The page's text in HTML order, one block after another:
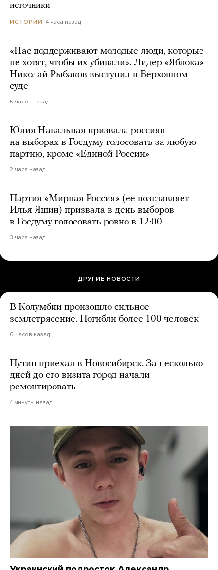
источники
ИСТОРИИ 4 часа назад
«Нас поддерживают молодые люди, которые
не хотят, чтобы их убивали». Лидер «Яблока»
Николай Рыбаков выступил в Верховном
суде
5 часов назад
Юлия Навальная призвала россиян
на выборах в Госдуму голосовать за любую
партию, кроме «Единой России»
2 часа назад
Партия «Мирная Россия» (ее возглавляет
Илья Яшин) призвала в день выборов
в Госдуму голосовать ровно в 12:00
3 часа назад
ДРУГИЕ НОВОСТИ
В Колумбии произошло сильное
землетрясение. Погибли более 100 человек
6 часов назад
Путин приехал в Новосибирск. За несколько
дней до его визита город начали
ремонтировать
4 минуты назад